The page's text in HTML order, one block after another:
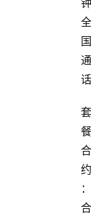
钟
全
国
通
话
套
餐
合
约
：
合